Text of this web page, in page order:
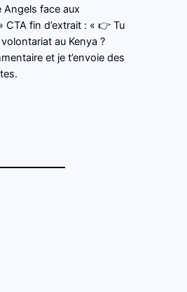
Angels face aux
CTA fin d’extrait : « 👉 Tu
au Kenya ?
et je t’envoie des